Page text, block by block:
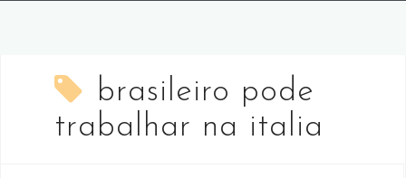
brasileiro pode
trabalhar na italia